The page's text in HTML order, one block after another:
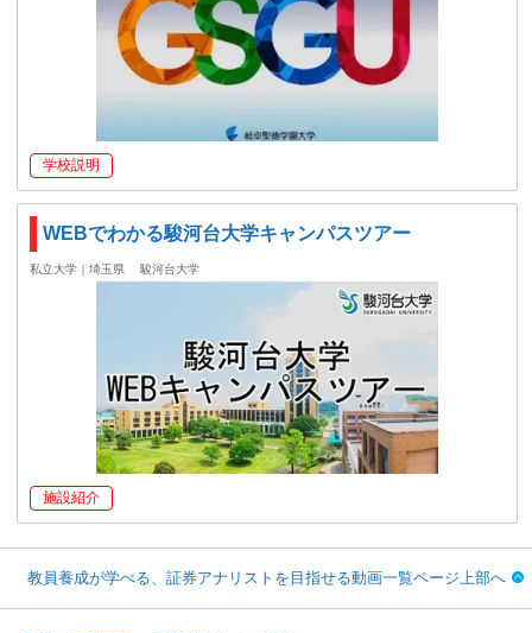
学校説明
WEBでわかる駿河台大学キャンパスツアー
私立大学｜埼玉県 駿河台大学
施設紹介
教員養成が学べる、証券アナリストを目指せる動画一覧ページ上部へ